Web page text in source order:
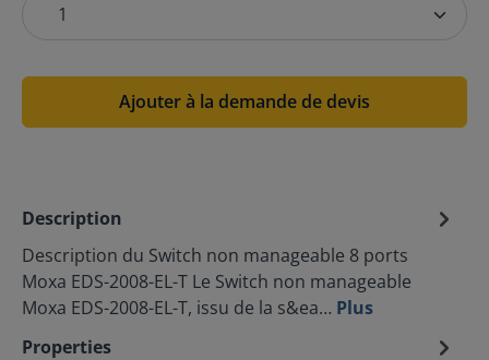
Ajouter à la demande de devis
Description
Description du Switch non manageable 8 ports
Moxa EDS-2008-EL-T Le Switch non manageable
Moxa EDS-2008-EL-T, issu de la s&ea… Plus
Properties